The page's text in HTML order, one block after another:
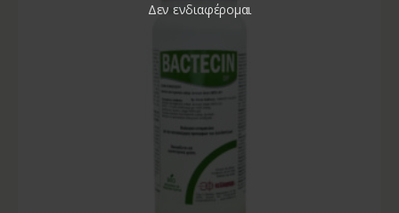
Δεν ενδιαφέρομαι